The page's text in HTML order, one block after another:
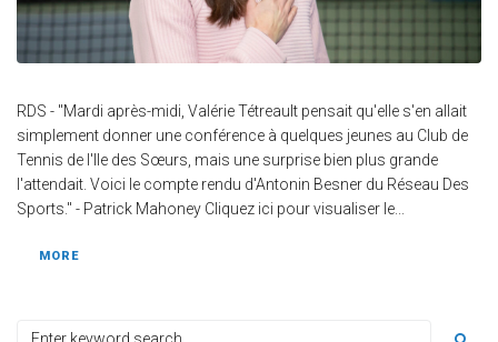
RDS - "Mardi après-midi, Valérie Tétreault pensait qu'elle s'en allait
simplement donner une conférence à quelques jeunes au Club de
Tennis de l'Ile des Sœurs, mais une surprise bien plus grande
l'attendait. Voici le compte rendu d'Antonin Besner du Réseau Des
Sports." - Patrick Mahoney Cliquez ici pour visualiser le...
MORE